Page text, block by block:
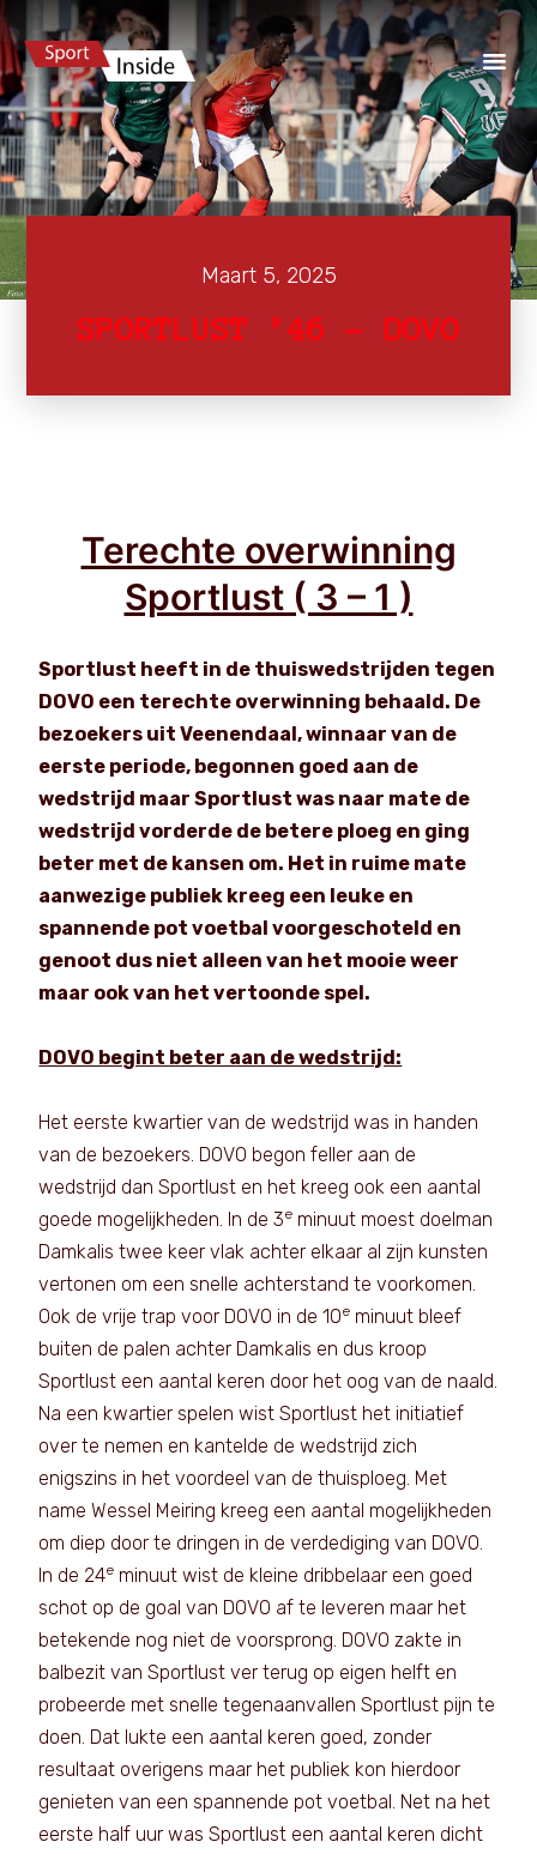
Maart 5, 2025
SPORTLUST ’46 – DOVO
Terechte overwinning
Sportlust ( 3 – 1 )
Sportlust heeft in de thuiswedstrijden tegen
DOVO een terechte overwinning behaald. De
bezoekers uit Veenendaal, winnaar van de
eerste periode, begonnen goed aan de
wedstrijd maar Sportlust was naar mate de
wedstrijd vorderde de betere ploeg en ging
beter met de kansen om. Het in ruime mate
aanwezige publiek kreeg een leuke en
spannende pot voetbal voorgeschoteld en
genoot dus niet alleen van het mooie weer
maar ook van het vertoonde spel.
DOVO begint beter aan de wedstrijd:
Het eerste kwartier van de wedstrijd was in handen
van de bezoekers. DOVO begon feller aan de
wedstrijd dan Sportlust en het kreeg ook een aantal
goede mogelijkheden. In de 3e minuut moest doelman
Damkalis twee keer vlak achter elkaar al zijn kunsten
vertonen om een snelle achterstand te voorkomen.
Ook de vrije trap voor DOVO in de 10e minuut bleef
buiten de palen achter Damkalis en dus kroop
Sportlust een aantal keren door het oog van de naald.
Na een kwartier spelen wist Sportlust het initiatief
over te nemen en kantelde de wedstrijd zich
enigszins in het voordeel van de thuisploeg. Met
name Wessel Meiring kreeg een aantal mogelijkheden
om diep door te dringen in de verdediging van DOVO.
In de 24e minuut wist de kleine dribbelaar een goed
schot op de goal van DOVO af te leveren maar het
betekende nog niet de voorsprong. DOVO zakte in
balbezit van Sportlust ver terug op eigen helft en
probeerde met snelle tegenaanvallen Sportlust pijn te
doen. Dat lukte een aantal keren goed, zonder
resultaat overigens maar het publiek kon hierdoor
genieten van een spannende pot voetbal. Net na het
eerste half uur was Sportlust een aantal keren dicht